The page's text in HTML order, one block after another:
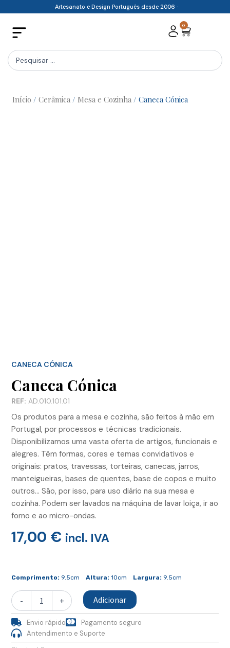
content
· Artesanato e Design Português desde 2006 ·
0
Cart
Search
...
Início / Cerâmica / Mesa e Cozinha / Caneca Cónica
CANECA CÓNICA
Caneca Cónica
REF: AD.010.101.01
Os produtos para a mesa e cozinha, são feitos à mão em
Portugal, por processos e técnicas tradicionais.
Disponibilizamos uma vasta oferta de artigos, funcionais e
alegres. Têm formas, cores e temas convidativos e
originais: pratos, travessas, torteiras, canecas, jarros,
manteigueiras, bases de quentes, base de copos e muito
outros… São, por isso, para uso diário na sua mesa e
cozinha. Podem ser lavados na máquina de lavar loiça, ir ao
forno e ao micro-ondas.
17,00 € incl. IVA
Comprimento: 9.5cm Altura: 10cm Largura: 9.5cm
-
Caneca
Cónica
+ Adicionar
Envio rápido
Pagamento seguro
Antendimento e Suporte